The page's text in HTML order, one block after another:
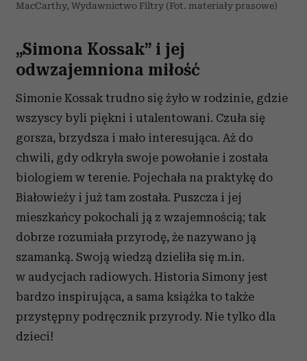
MacCarthy, Wydawnictwo Filtry (Fot. materiały prasowe)
„Simona Kossak” i jej
odwzajemniona miłość
Simonie Kossak trudno się żyło w rodzinie, gdzie
wszyscy byli piękni i utalentowani. Czuła się
gorsza, brzydsza i mało interesująca. Aż do
chwili, gdy odkryła swoje powołanie i została
biologiem w terenie. Pojechała na praktykę do
Białowieży i już tam została. Puszcza i jej
mieszkańcy pokochali ją z wzajemnością; tak
dobrze rozumiała przyrodę, że nazywano ją
szamanką. Swoją wiedzą dzieliła się m.in.
w audycjach radiowych. Historia Simony jest
bardzo inspirująca, a sama książka to także
przystępny podręcznik przyrody. Nie tylko dla
dzieci!